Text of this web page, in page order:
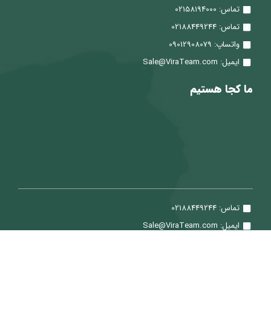
تماس: 02158194000
تماس: 02188449244
واتساپ: 09012908079
ایمیل: Sale@ViraTeam.com
ما کجا هستیم
تماس: 02188449244
ایمیل: Sale@ViraTeam.com